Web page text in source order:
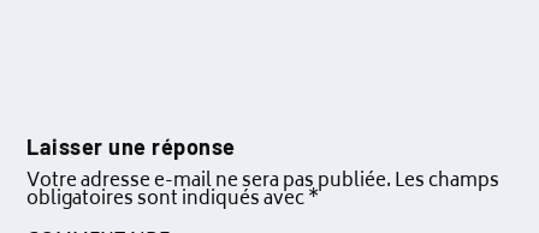
Laisser une réponse
Votre adresse e-mail ne sera pas publiée.Les champs
obligatoires sont indiqués avec*